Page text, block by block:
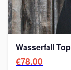
Wasserfall Top
€78.00